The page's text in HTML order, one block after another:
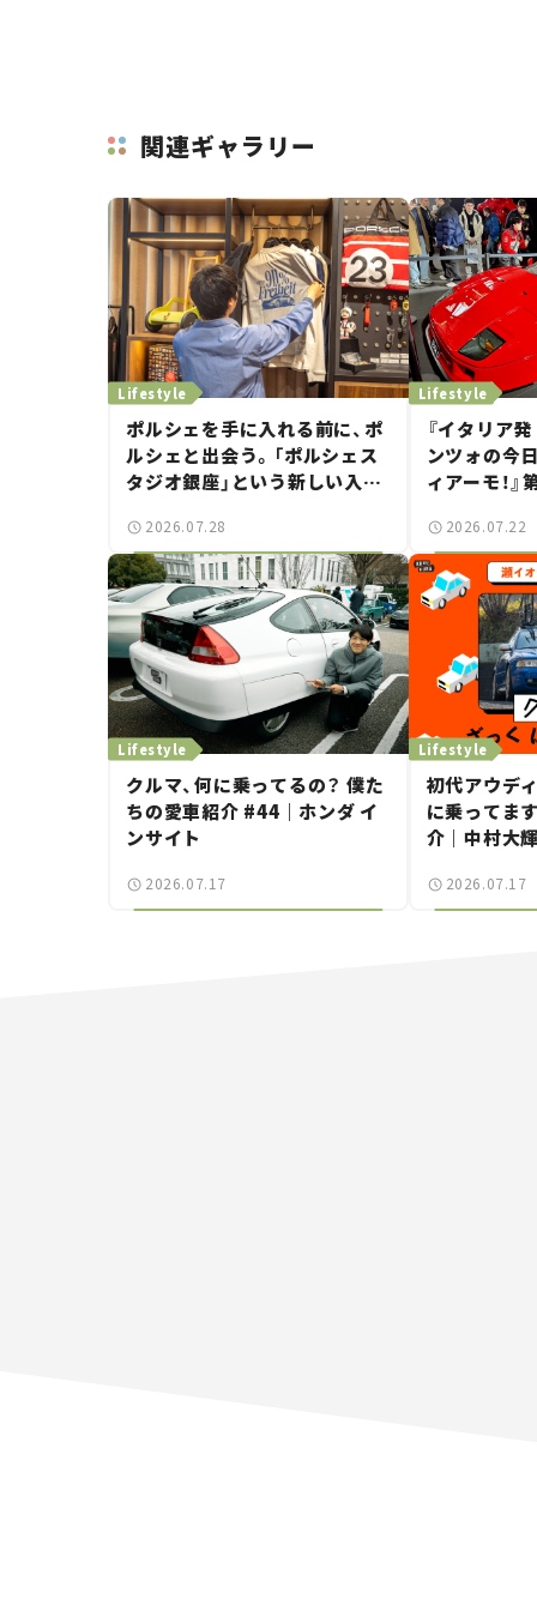
関連ギャラリー
Lifestyle
ポルシェを手に入れる前に、ポ
ルシェと出会う。「ポルシェス
タジオ銀座」という新しい入口
する？＜第14回＞
2026.07.28
Lifestyle
『イタリア
ンツォの今
ィアーモ！』
で起きた、若
2026.07.22
Lifestyle
クルマ、何に乗ってるの？ 僕た
ちの愛車紹介 #44｜ホンダ イ
ンサイト
2026.07.17
Lifestyle
初代アウデ
に乗ってま
介｜中村大
ばらんばらん
2026.07.17